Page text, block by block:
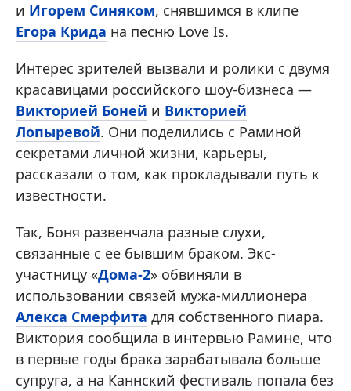
и Игорем Синяком, снявшимся в клипе
Егора Крида на песню Love Is.
Интерес зрителей вызвали и ролики с двумя
красавицами российского шоу-бизнеса —
Викторией Боней и Викторией
Лопыревой. Они поделились с Раминой
секретами личной жизни, карьеры,
рассказали о том, как прокладывали путь к
известности.
Так, Боня развенчала разные слухи,
связанные с ее бывшим браком. Экс-
участницу «Дома-2» обвиняли в
использовании связей мужа-миллионера
Алекса Смерфита для собственного пиара.
Виктория сообщила в интервью Рамине, что
в первые годы брака зарабатывала больше
супруга, а на Каннский фестиваль попала без